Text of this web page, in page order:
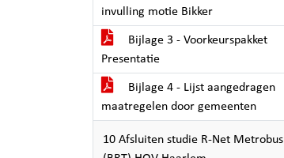
invulling motie Bikker
Bijlage 3 - Voorkeurspakket
Presentatie
Bijlage 4 - Lijst aangedragen
maatregelen door gemeenten
10 Afsluiten studie R-Net Metrobus